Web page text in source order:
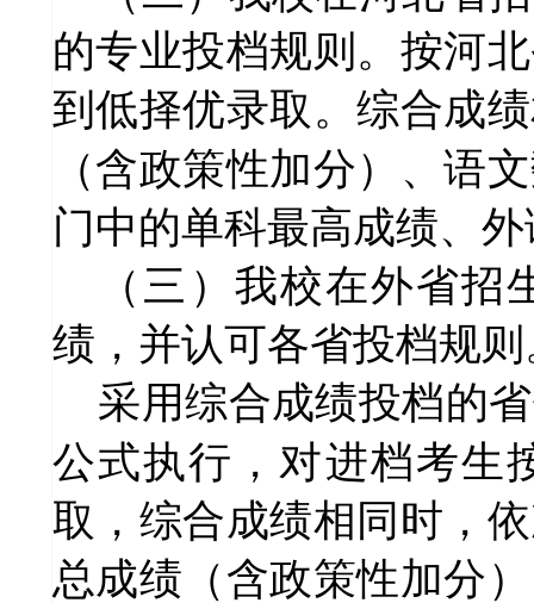
的专业投档规则。按河
到低择优录取。综合成
（含政策性加分）、语
门中的单科最高成绩、
（三）我校在外省
绩，并认可各省投档规
采用综合成绩投档的
公式执行，对进档考生
取，综合成绩相同时，
总成绩（含政策性加分